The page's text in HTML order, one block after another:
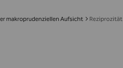
makroprudenziellen Aufsicht Reziprozität